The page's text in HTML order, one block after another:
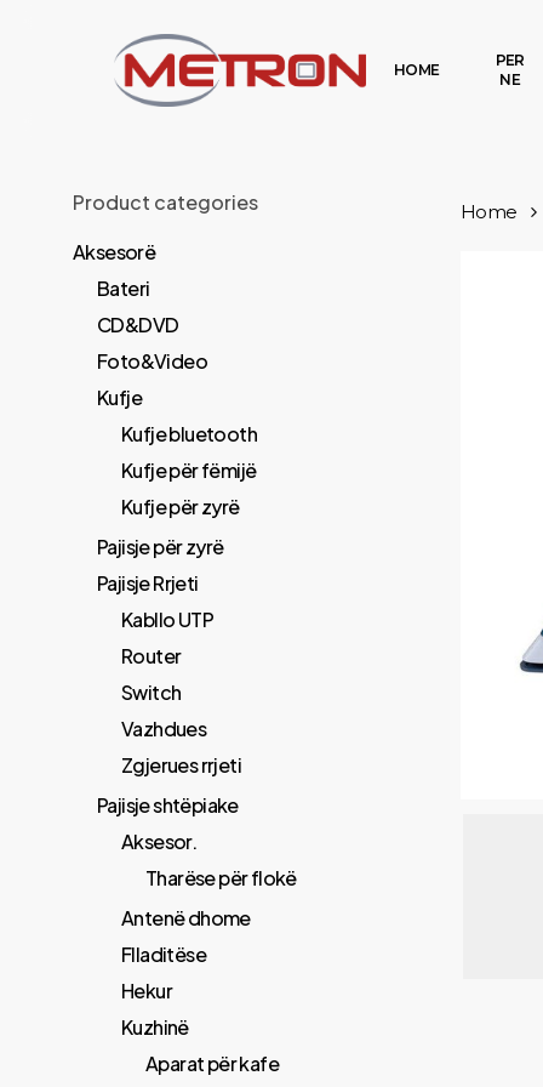
HOME
PER
NE
Product categories
Aksesorë
Bateri
CD&DVD
Foto&Video
Kufje
Kufje bluetooth
Kufje për fëmijë
Kufje për zyrë
Pajisje për zyrë
Pajisje Rrjeti
Kabllo UTP
Router
Switch
Vazhdues
Zgjerues rrjeti
Pajisje shtëpiake
Aksesor.
Tharëse për flokë
Antenë dhome
Flladitëse
Hekur
Kuzhinë
Aparat për kafe
Home